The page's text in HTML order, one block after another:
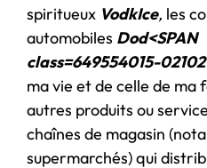
spiritueux VodkIce, les
automobiles Dod<SPAN
class=649554015-
ma vie et de celle de ma
autres produits ou
chaînes de magasin
supermarchés) qui